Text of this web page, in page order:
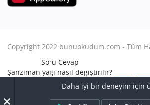
Daha iyi bir deneyim için
Copyright 2022 bunuokudum.com - Tüm
Soru Cevap
Şanzıman yağı nasıl değiştirilir?
Aile Hukuku
Avukat Nasıl Olunur?
Turbo arızası nasıl anlaşılır?